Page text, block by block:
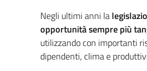
​Negli ultimi anni la
opportunità sempre più
utilizzando con importanti
dipendenti, clima e